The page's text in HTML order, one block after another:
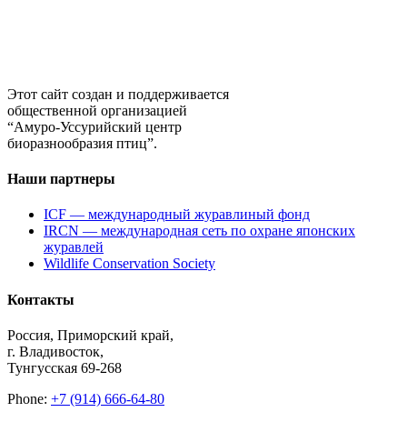
Этот сайт создан и поддерживается
общественной организацией
“Амуро-Уссурийский центр
биоразнообразия птиц”.
Наши партнеры
ICF — международный журавлиный фонд
IRCN — международная сеть по охране японских
журавлей
Wildlife Conservation Society
Контакты
Россия, Приморский край,
г. Владивосток,
Тунгусская 69-268
Phone: +7 (914) 666-64-80